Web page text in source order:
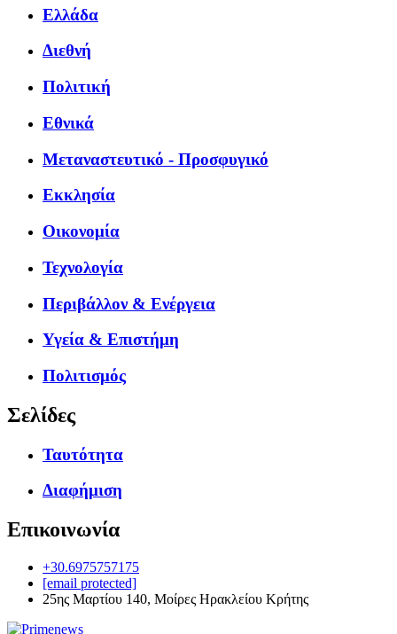
Ελλάδα
Διεθνή
Πολιτική
Εθνικά
Μεταναστευτικό - Προσφυγικό
Εκκλησία
Οικονομία
Τεχνολογία
Περιβάλλον & Ενέργεια
Υγεία & Επιστήμη
Πολιτισμός
Σελίδες
Ταυτότητα
Διαφήμιση
Επικοινωνία
+30.6975757175
[email protected]
25ης Μαρτίου 140, Μοίρες Ηρακλείου Κρήτης